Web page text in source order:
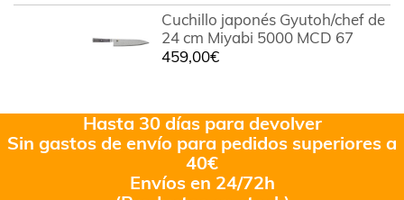
Cuchillo japonés Gyutoh/chef de
24 cm Miyabi 5000 MCD 67
459,00€
Hasta 30 días para devolver
Sin gastos de envío para pedidos superiores a
40€
Envíos en 24/72h